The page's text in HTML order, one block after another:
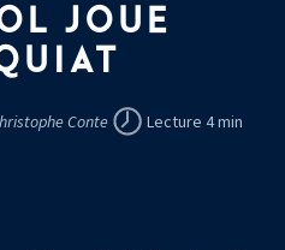
JOUE
Conte Lecture 4 min